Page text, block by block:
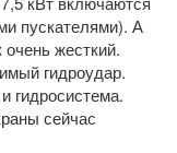
пускателями). А
жесткий.
гидроудар.
гидросистема.
сейчас